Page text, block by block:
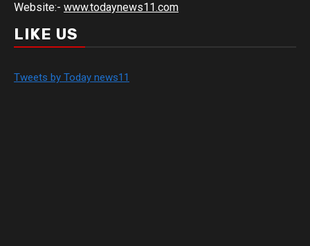
Website:- www.todaynews11.com
LIKE US
Tweets by Today news11